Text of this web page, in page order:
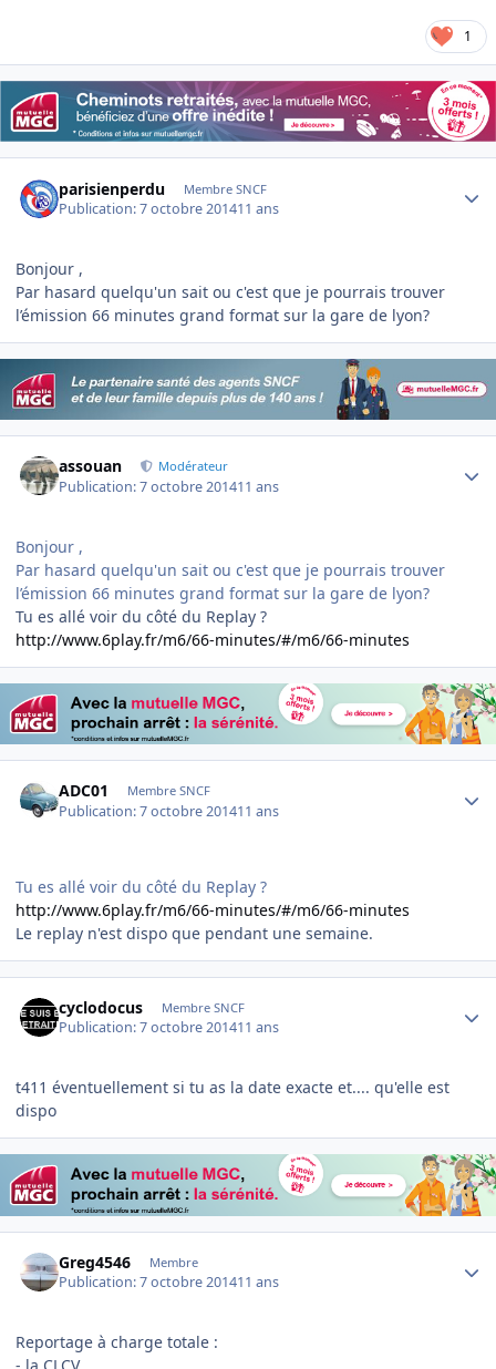
1
parisienperdu Membre SNCF
Publication:7 octobre 201411 ans
Bonjour ,
Par hasard quelqu'un sait ou c'est que je pourrais trouver
l’émission 66 minutes grand format sur la gare de lyon?
assouan Modérateur
Publication:7 octobre 201411 ans
Bonjour ,
Par hasard quelqu'un sait ou c'est que je pourrais trouver
l’émission 66 minutes grand format sur la gare de lyon?
Tu es allé voir du côté du Replay ?
http://www.6play.fr/m6/66-minutes/#/m6/66-minutes
ADC01 Membre SNCF
Publication:7 octobre 201411 ans
Tu es allé voir du côté du Replay ?
http://www.6play.fr/m6/66-minutes/#/m6/66-minutes
Le replay n'est dispo que pendant une semaine.
cyclodocus Membre SNCF
Publication:7 octobre 201411 ans
t411 éventuellement si tu as la date exacte et.... qu'elle est
dispo
Greg4546 Membre
Publication:7 octobre 201411 ans
Reportage à charge totale :